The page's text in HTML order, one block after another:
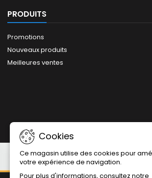
PRODUITS
Promotions
Nouveaux produits
Meilleures ventes
Cookies
Ce magasin utilise des cookies pour
votre expérience de navigation.
Pour plus d'informations, consultez notre